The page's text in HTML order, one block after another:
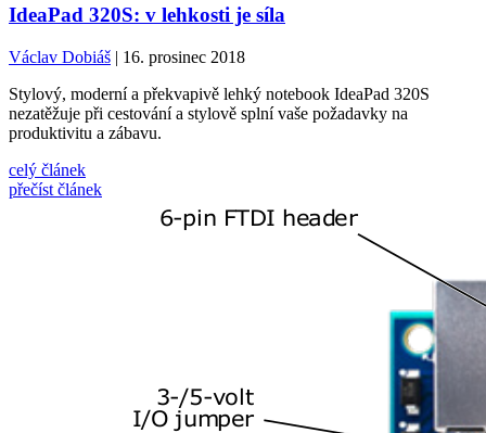
IdeaPad 320S: v lehkosti je síla
Václav Dobiáš | 16. prosinec 2018
Stylový, moderní a překvapivě lehký notebook IdeaPad 320S
nezatěžuje při cestování a stylově splní vaše požadavky na
produktivitu a zábavu.
celý článek
přečíst článek